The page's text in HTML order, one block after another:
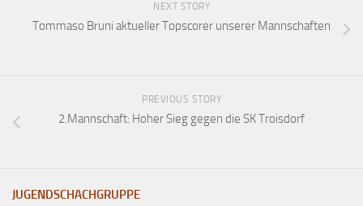
NEXT STORY
Tommaso Bruni aktueller Topscorer unserer Mannschaften
PREVIOUS STORY
2.Mannschaft: Hoher Sieg gegen die SK Troisdorf
JUGENDSCHACHGRUPPE